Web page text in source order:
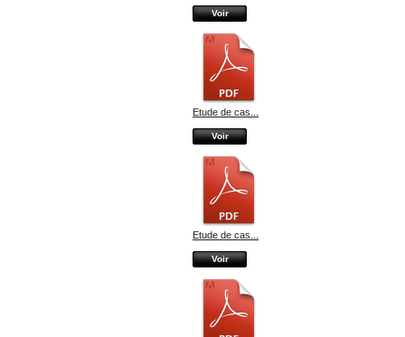
Voir
Etude de cas...
Voir
Etude de cas...
Voir